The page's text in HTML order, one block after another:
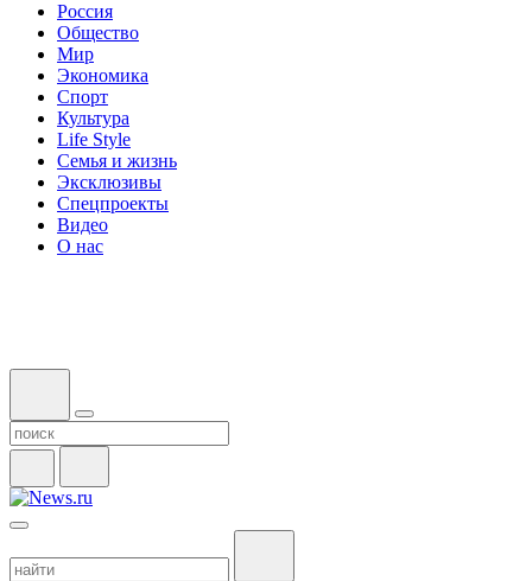
Россия
Общество
Мир
Экономика
Спорт
Культура
Life Style
Семья и жизнь
Эксклюзивы
Спецпроекты
Видео
О нас